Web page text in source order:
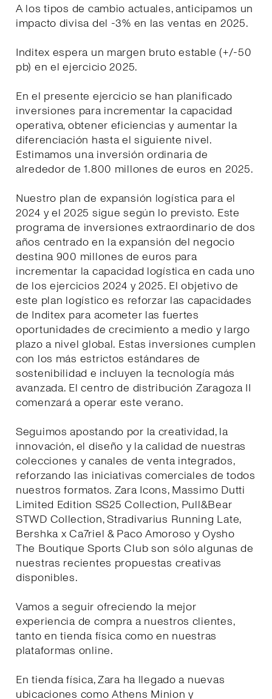
A los tipos de cambio actuales, anticipamos un
impacto divisa del -3% en las ventas en 2025.
Inditex espera un margen bruto estable (+/-50
pb) en el ejercicio 2025.
En el presente ejercicio se han planificado
inversiones para incrementar la capacidad
operativa, obtener eficiencias y aumentar la
diferenciación hasta el siguiente nivel.
Estimamos una inversión ordinaria de
alrededor de 1.800 millones de euros en 2025.
Nuestro plan de expansión logística para el
2024 y el 2025 sigue según lo previsto. Este
programa de inversiones extraordinario de dos
años centrado en la expansión del negocio
destina 900 millones de euros para
incrementar la capacidad logística en cada uno
de los ejercicios 2024 y 2025. El objetivo de
este plan logístico es reforzar las capacidades
de Inditex para acometer las fuertes
oportunidades de crecimiento a medio y largo
plazo a nivel global. Estas inversiones cumplen
con los más estrictos estándares de
sostenibilidad e incluyen la tecnología más
avanzada. El centro de distribución Zaragoza II
comenzará a operar este verano.
Seguimos apostando por la creatividad, la
innovación, el diseño y la calidad de nuestras
colecciones y canales de venta integrados,
reforzando las iniciativas comerciales de todos
nuestros formatos. Zara Icons, Massimo Dutti
Limited Edition SS25 Collection, Pull&Bear
STWD Collection, Stradivarius Running Late,
Bershka x Ca7riel & Paco Amoroso y Oysho
The Boutique Sports Club son sólo algunas de
nuestras recientes propuestas creativas
disponibles.
Vamos a seguir ofreciendo la mejor
experiencia de compra a nuestros clientes,
tanto en tienda física como en nuestras
plataformas online.
En tienda física, Zara ha llegado a nuevas
ubicaciones como Athens Minion y